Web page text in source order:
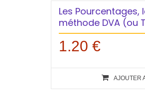
Les Pourcentages,
méthode DVA (ou
1.20 €
AJOUTER